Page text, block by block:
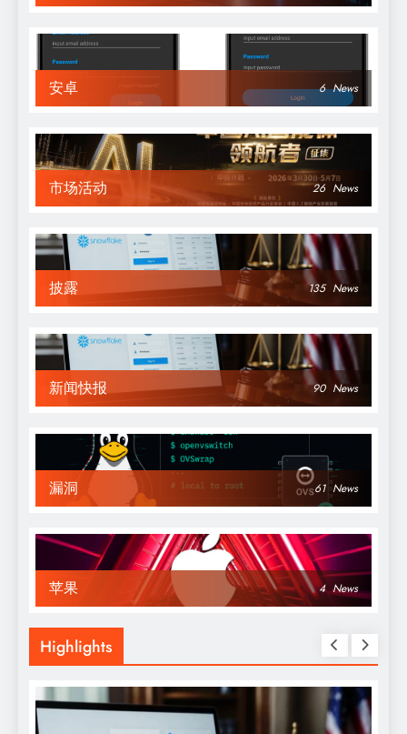
安卓 6 News
市场活动 26 News
披露 135 News
新闻快报 90 News
漏洞 61 News
苹果 4 News
Highlights